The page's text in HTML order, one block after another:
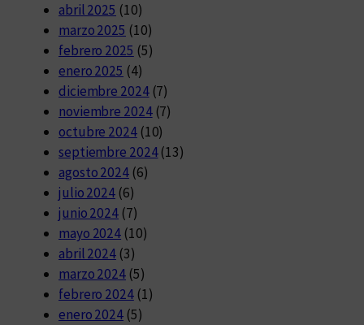
abril 2025 (10)
marzo 2025 (10)
febrero 2025 (5)
enero 2025 (4)
diciembre 2024(7)
noviembre 2024(7)
octubre 2024(10)
septiembre 2024(13)
agosto 2024(6)
julio 2024 (6)
junio 2024 (7)
mayo 2024 (10)
abril 2024 (3)
marzo 2024 (5)
febrero 2024(1)
enero 2024 (5)